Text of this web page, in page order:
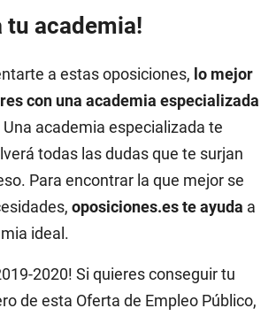
tu academia!
a estas oposiciones, lo mejor
con una academia especializada
academia especializada te
todas las dudas que te surjan
Para encontrar la que mejor se
oposiciones.es te ayuda a
ideal.
2020! Si quieres conseguir tu
de esta Oferta de Empleo Público,